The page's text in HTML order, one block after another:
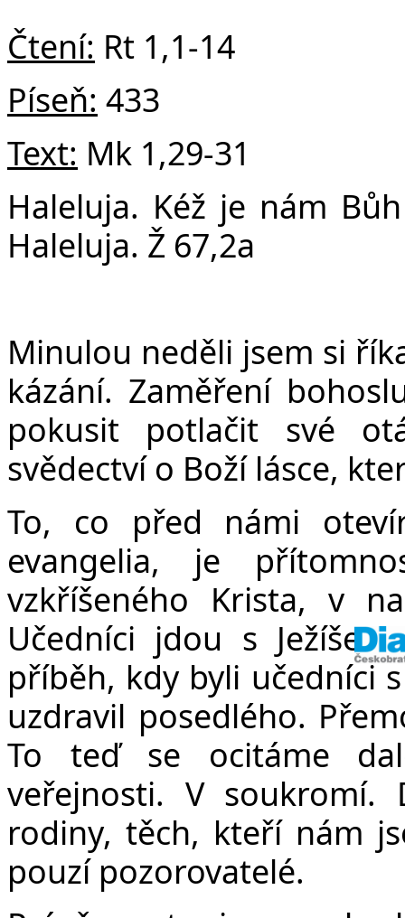
v
Čtení: Rt 1,1-14
Píseň: 433
Text: Mk 1,29-31
Haleluja. Kéž je nám
Haleluja. Ž 67,2a
Minulou neděli jsem si
kázání. Zaměření
pokusit potlačit své
svědectví o Boží lásce,
To, co před námi
evangelia, je
vzkříšeného Krista, v
Učedníci jdou s
příběh, kdy byli učedníci
uzdravil posedlého.
To teď se ocitáme
veřejnosti. V soukromí.
rodiny, těch, kteří nám
pouzí pozorovatelé.